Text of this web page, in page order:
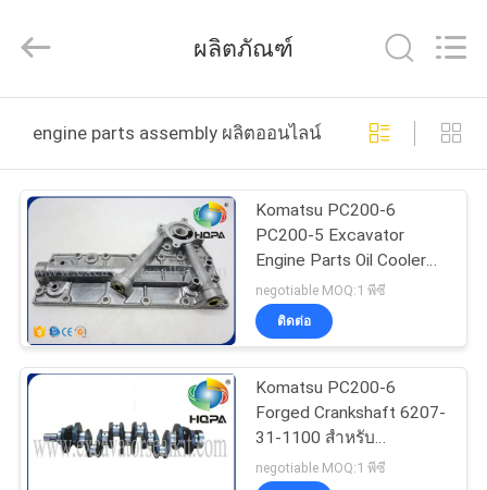
บ้าน
ผลิตภัณฑ์
เกี่ยว
กับ
เรา
Management
Services
All
Reserved.
ผลิตภัณฑ์
engine parts assembly ผลิตออนไลน์
Komatsu PC200-6
PC200-5 Excavator
Engine Parts Oil Cooler
Cover Assy 6207-61-
5210 สำหรับเครื่องยนต์
6D95
negotiable MOQ:1 พีซี
ติดต่อ
Komatsu PC200-6
Forged Crankshaft 6207-
31-1100 สำหรับ
เครื่องยนต์ 6D95
negotiable MOQ:1 พีซี